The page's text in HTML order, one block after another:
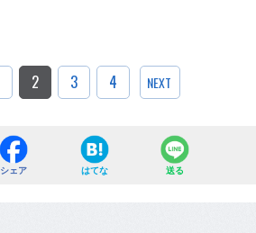
2 3 4 NEXT
シェア はてな 送る